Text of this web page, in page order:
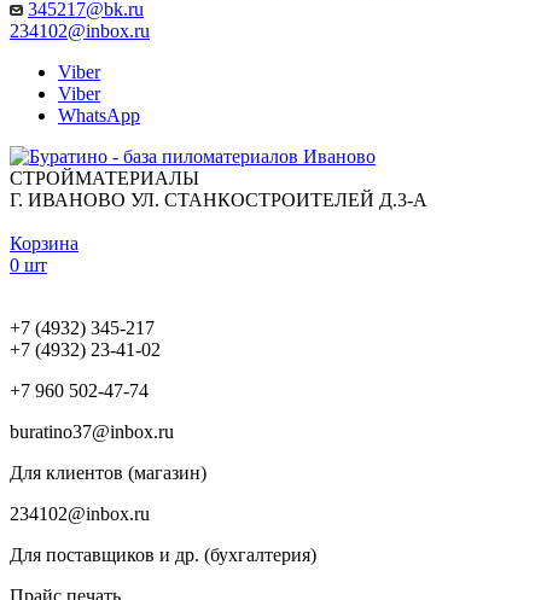
345217@bk.ru
234102@inbox.ru
Viber
Viber
WhatsApp
СТРОЙМАТЕРИАЛЫ
Г. ИВАНОВО УЛ. СТАНКОСТРОИТЕЛЕЙ Д.3-А
Корзина
0 шт
+7 (4932) 345-217
+7 (4932) 23-41-02
+7 960 502-47-74
buratino37@inbox.ru
Для клиентов (магазин)
234102@inbox.ru
Для поставщиков и др. (бухгалтерия)
Прайс печать